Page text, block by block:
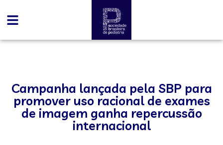
Campanha lançada pela SBP para
promover uso racional de exames
de imagem ganha repercussão
internacional